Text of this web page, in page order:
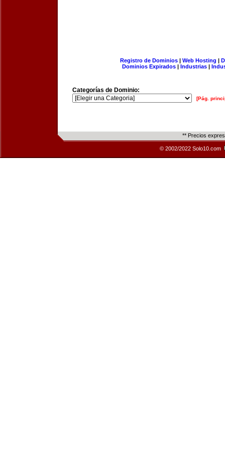
Registro de Dominios| Web Hosting |
Dominios Expirados | Industrias |
Categorías de Dominio:
[Pág.
** Precios
© 2002/2022 Solo10.com